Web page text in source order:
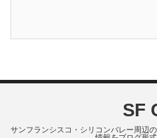
SF
サンフランシスコ・シリコンバレー周辺